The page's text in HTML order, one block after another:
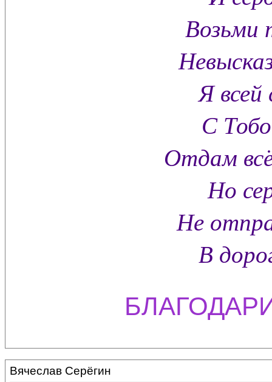
Возьми
Я всей
С
Отдам
Но
Не
В
Вячеслав Серёгин